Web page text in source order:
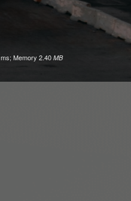
ms; Memory 2.40 MB